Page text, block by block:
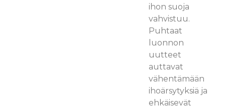
ihon suoja
vahvistuu.
Puhtaat
luonnon
uutteet
auttavat
vähentämään
ihoärsytyksiä ja
ehkäisevät